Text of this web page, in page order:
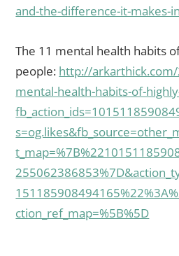
and-the-difference-it-makes-
The 11 mental health habits
people: http://
mental-health-habits-of-
ction_ref_map=%5B%5D